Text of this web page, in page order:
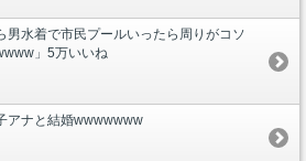
男水着で市民プールいったら周りがコソ
」5万いいね
アナと結婚wwwwwww